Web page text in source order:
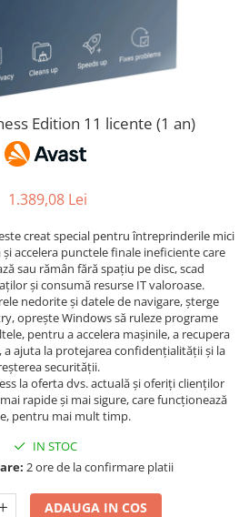
Edition 11 licente (1 an)
1.389,08 Lei
creat special pentru întreprinderile mici
accelera punctele finale ineficiente care
sau rămân fără spațiu pe disc, scad
și consumă resurse IT valoroase.
nedorite și datele de navigare, șterge
oprește Windows să ruleze programe
pentru a accelera mașinile, a recupera
a ajuta la protejarea confidențialității și la
securității.
la oferta dvs. actuală și oferiți clienților
rapide și mai sigure, care funcționează
pentru mai mult timp.
IN STOC
2 ore de la confirmare platii
ADAUGA IN COS